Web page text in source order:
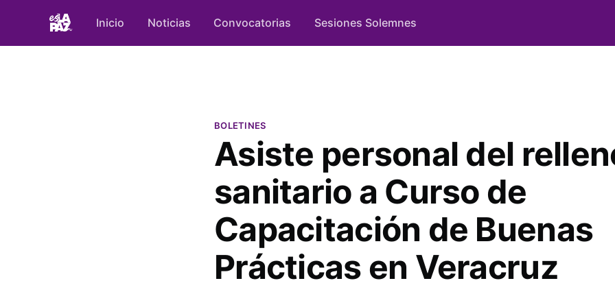
Inicio Noticias Convocatorias Sesiones Solemnes
BOLETINES
Asiste personal del
sanitario a Curso de
Capacitación de Buenas
Prácticas en Veracruz